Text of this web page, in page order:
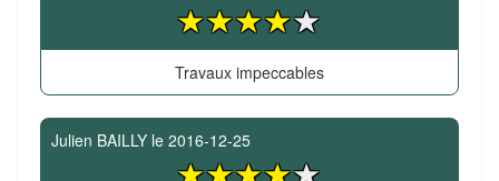
Travaux impeccables
Julien BAILLY le 2016-12-25